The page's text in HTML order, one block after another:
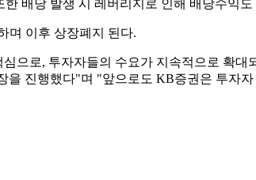
배당 발생 시 레버리지로 인해 배당수익
며 이후 상장폐지 된다.
으로, 투자자들의 수요가 지속적으로 확
진행했다"며 "앞으로도 KB증권은 투자